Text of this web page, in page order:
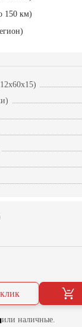
км)
или наличные.